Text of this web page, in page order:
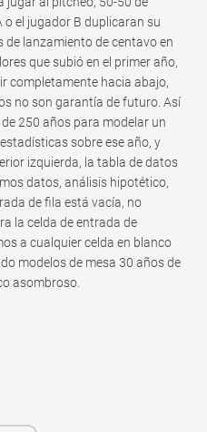
o el jugador B duplicaran su
de lanzamiento de centavo en
que subió en el primer año,
completamente hacia abajo,
​​no son garantía de futuro. Así
250 años para modelar un
sobre ese año, y
izquierda, la tabla de datos
datos, análisis hipotético,
de fila está vacía, no
la celda de entrada de
a cualquier celda en blanco
modelos de mesa 30 años de
asombroso.